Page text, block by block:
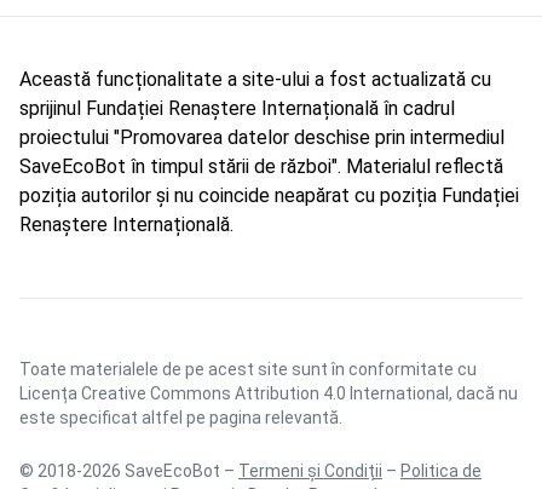
Această funcționalitate a site-ului a fost actualizată cu
sprijinul Fundației Renaștere Internațională în cadrul
proiectului "Promovarea datelor deschise prin intermediul
SaveEcoBot în timpul stării de război". Materialul reflectă
poziția autorilor și nu coincide neapărat cu poziția Fundației
Renaștere Internațională.
Toate materialele de pe acest site sunt în conformitate cu
Licența Creative Commons Attribution 4.0 International , dacă nu
este specificat altfel pe pagina relevantă.
© 2018-2026 SaveEcoBot – Termeni și Condiții – Politica de